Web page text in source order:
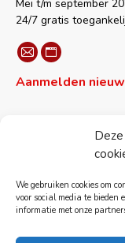
We gebruiken cookies om
voor social media te bieden
informatie met onze
newnew newnew
Mei t/m september
24/7 gratis
Vind ons op:
Mail
page
Website
page
Aanmelden
Achternaam